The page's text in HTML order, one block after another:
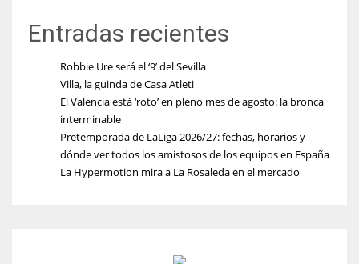
Entradas recientes
Robbie Ure será el ‘9’ del Sevilla
Villa, la guinda de Casa Atleti
El Valencia está ‘roto’ en pleno mes de agosto: la bronca
interminable
Pretemporada de LaLiga 2026/27: fechas, horarios y
dónde ver todos los amistosos de los equipos en España
La Hypermotion mira a La Rosaleda en el mercado